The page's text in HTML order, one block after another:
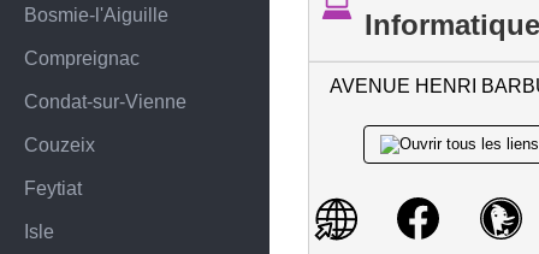
Bosmie-l'Aiguille
Compreignac
Condat-sur-Vienne
Couzeix
Feytiat
Isle
Informatique
AVENUE HENRI